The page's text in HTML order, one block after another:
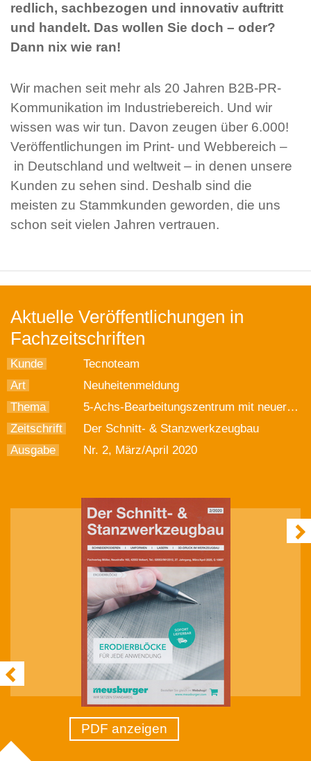
redlich, sachbezogen und innovativ auftritt
und handelt. Das wollen Sie doch – oder?
Dann nix wie ran!
Wir machen seit mehr als 20 Jahren B2B-PR-
Kommunikation im Industriebereich. Und wir
wissen was wir tun. Davon zeugen über 6.000!
Veröffentlichungen im Print- und Webbereich –
in Deutschland und weltweit – in denen unsere
Kunden zu sehen sind. Deshalb sind die
meisten zu Stammkunden geworden, die uns
schon seit vielen Jahren vertrauen.
Aktuelle Veröffentlichungen in
Fachzeitschriften
Kunde
Tecnoteam
Art
Neuheitenmeldung
Thema
5-Achs-Bearbeitungszentrum mit neuer Software und verbesserter Steuerung
Zeitschrift
Der Schnitt- & Stanzwerkzeugbau
Ausgabe
Nr. 2, März/April 2020
PDF anzeigen